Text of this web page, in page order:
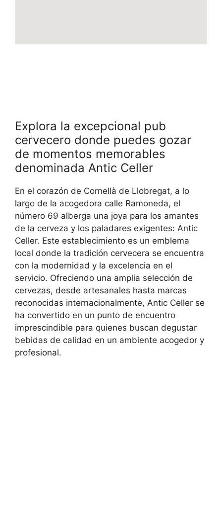
Explora la excepcional pub
cervecero donde puedes gozar
de momentos memorables
denominada Antic Celler
En el corazón de Cornellà de Llobregat, a lo
largo de la acogedora calle Ramoneda, el
número 69 alberga una joya para los amantes
de la cerveza y los paladares exigentes: Antic
Celler. Este establecimiento es un emblema
local donde la tradición cervecera se encuentra
con la modernidad y la excelencia en el
servicio. Ofreciendo una amplia selección de
cervezas, desde artesanales hasta marcas
reconocidas internacionalmente, Antic Celler se
ha convertido en un punto de encuentro
imprescindible para quienes buscan degustar
bebidas de calidad en un ambiente acogedor y
profesional.